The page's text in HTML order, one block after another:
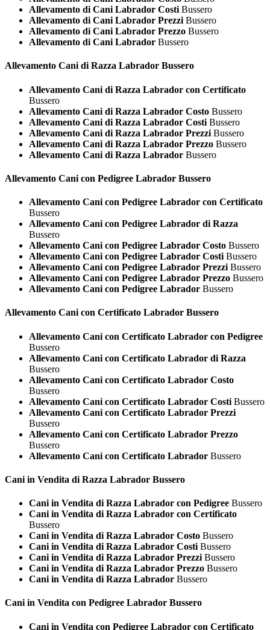
Allevamento di Cani Labrador Costi Bussero
Allevamento di Cani Labrador Prezzi Bussero
Allevamento di Cani Labrador Prezzo Bussero
Allevamento di Cani Labrador Bussero
Allevamento Cani di Razza Labrador Bussero
Allevamento Cani di Razza Labrador con Certificato
Bussero
Allevamento Cani di Razza Labrador Costo Bussero
Allevamento Cani di Razza Labrador Costi Bussero
Allevamento Cani di Razza Labrador Prezzi Bussero
Allevamento Cani di Razza Labrador Prezzo Bussero
Allevamento Cani di Razza Labrador Bussero
Allevamento Cani con Pedigree Labrador Bussero
Allevamento Cani con Pedigree Labrador con Certificato
Bussero
Allevamento Cani con Pedigree Labrador di Razza
Bussero
Allevamento Cani con Pedigree Labrador Costo Bussero
Allevamento Cani con Pedigree Labrador Costi Bussero
Allevamento Cani con Pedigree Labrador Prezzi Bussero
Allevamento Cani con Pedigree Labrador Prezzo Bussero
Allevamento Cani con Pedigree Labrador Bussero
Allevamento Cani con Certificato Labrador Bussero
Allevamento Cani con Certificato Labrador con Pedigree
Bussero
Allevamento Cani con Certificato Labrador di Razza
Bussero
Allevamento Cani con Certificato Labrador Costo
Bussero
Allevamento Cani con Certificato Labrador Costi Bussero
Allevamento Cani con Certificato Labrador Prezzi
Bussero
Allevamento Cani con Certificato Labrador Prezzo
Bussero
Allevamento Cani con Certificato Labrador Bussero
Cani in Vendita di Razza Labrador Bussero
Cani in Vendita di Razza Labrador con Pedigree Bussero
Cani in Vendita di Razza Labrador con Certificato
Bussero
Cani in Vendita di Razza Labrador Costo Bussero
Cani in Vendita di Razza Labrador Costi Bussero
Cani in Vendita di Razza Labrador Prezzi Bussero
Cani in Vendita di Razza Labrador Prezzo Bussero
Cani in Vendita di Razza Labrador Bussero
Cani in Vendita con Pedigree Labrador Bussero
Cani in Vendita con Pedigree Labrador con Certificato